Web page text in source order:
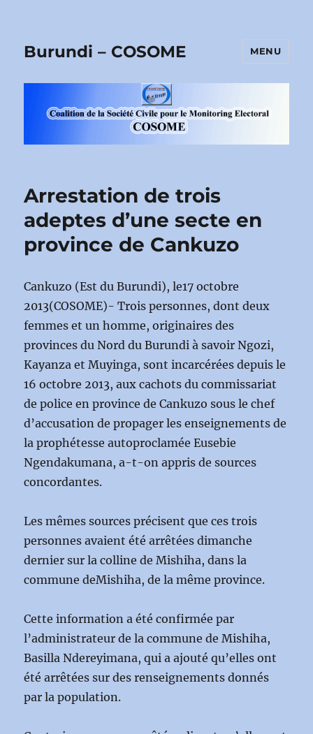
Burundi – COSOME MENU
Arrestation de trois
adeptes d’une secte en
province de Cankuzo
Cankuzo (Est du Burundi), le17 octobre
2013(COSOME)- Trois personnes, dont deux
femmes et un homme, originaires des
provinces du Nord du Burundi à savoir Ngozi,
Kayanza et Muyinga, sont incarcérées depuis le
16 octobre 2013, aux cachots du commissariat
de police en province de Cankuzo sous le chef
d’accusation de propager les enseignements de
la prophétesse autoproclamée Eusebie
Ngendakumana, a-t-on appris de sources
concordantes.
Les mêmes sources précisent que ces trois
personnes avaient été arrêtées dimanche
dernier sur la colline de Mishiha, dans la
commune deMishiha, de la même province.
Cette information a été confirmée par
l’administrateur de la commune de Mishiha,
Basilla Ndereyimana, qui a ajouté qu’elles ont
été arrêtées sur des renseignements donnés
par la population.